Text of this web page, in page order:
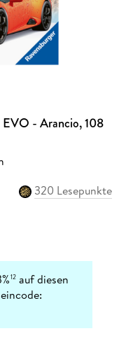
EVO - Arancio, 108
320 Lesepunkte
12 auf diesen